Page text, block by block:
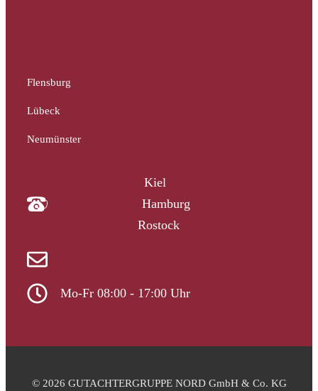
Flensburg
Lübeck
Neumünster
Kiel
Hamburg
Rostock
Mo-Fr 08:00 - 17:00 Uhr
© 2026 GUTACHTERGRUPPE NORD GmbH & Co. KG